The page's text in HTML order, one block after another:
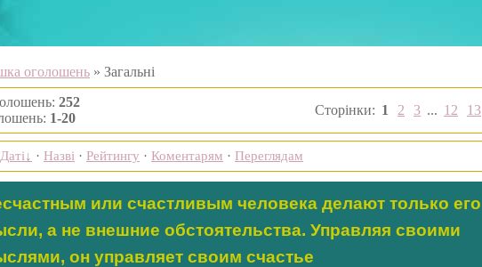
оголошень » Загальні
: 252
: 1-20
Сторінки: 1 2 3 ... 12 13
Даті · Назві · Рейтингу · Коментарям · Переглядам
или счастливым человека делают только его
а не внешние обстоятельства. Управляя своими
он управляет своим счастье